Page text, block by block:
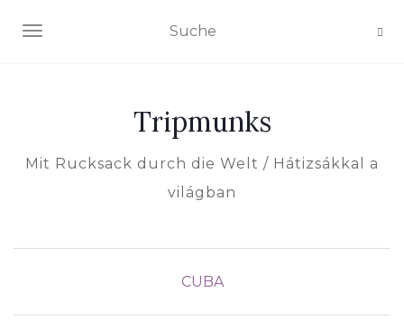
NAVIGATION EIN-/AUSSCHALTEN
Tripmunks
Mit Rucksack durch die Welt / Hátizsákkal a
világban
CUBA